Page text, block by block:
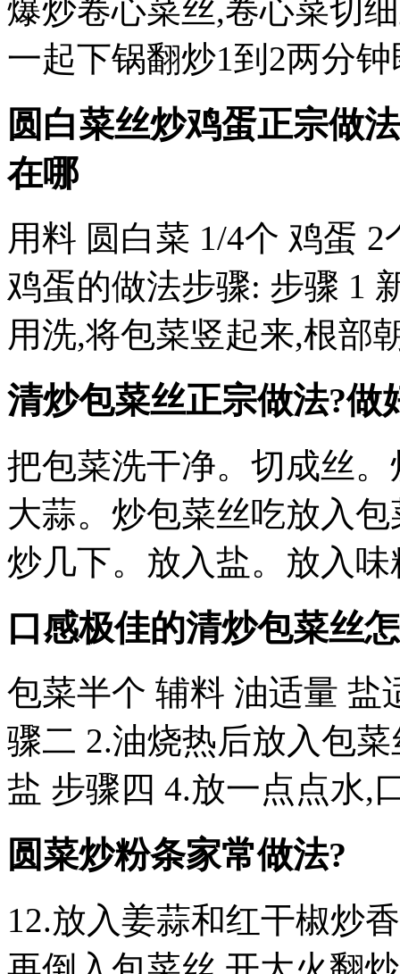
爆炒卷心菜丝,卷心菜切
一起下锅翻炒1到2两分
圆白菜丝炒鸡蛋正宗做
在哪
用料 圆白菜 1/4个 鸡蛋
鸡蛋的做法步骤: 步骤 1
用洗,将包菜竖起来,根部
清炒包菜丝正宗做法?做
把包菜洗干净。切成丝
大蒜。炒包菜丝吃放入包
炒几下。放入盐。放入味
口感极佳的清炒包菜丝
包菜半个 辅料 油适量 盐
骤二 2.油烧热后放入包
盐 步骤四 4.放一点点水,
圆菜炒粉条家常做法?
12.放入姜蒜和红干椒炒